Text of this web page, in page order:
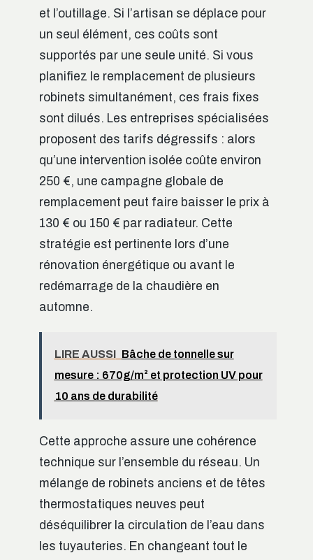
et l’outillage. Si l’artisan se déplace pour
un seul élément, ces coûts sont
supportés par une seule unité. Si vous
planifiez le remplacement de plusieurs
robinets simultanément, ces frais fixes
sont dilués. Les entreprises spécialisées
proposent des tarifs dégressifs : alors
qu’une intervention isolée coûte environ
250 €, une campagne globale de
remplacement peut faire baisser le prix à
130 € ou 150 € par radiateur. Cette
stratégie est pertinente lors d’une
rénovation énergétique ou avant le
redémarrage de la chaudière en
automne.
LIRE AUSSI Bâche de tonnelle sur
mesure : 670g/m² et protection UV pour
10 ans de durabilité
Cette approche assure une cohérence
technique sur l’ensemble du réseau. Un
mélange de robinets anciens et de têtes
thermostatiques neuves peut
déséquilibrer la circulation de l’eau dans
les tuyauteries. En changeant tout le